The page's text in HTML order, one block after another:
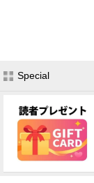
Special